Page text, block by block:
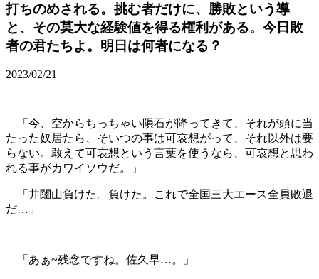
打ちのめされる。挑む者だけに、勝敗という導
と、その莫大な経験値を得る権利がある。今日敗
者の君たちよ。明日は何者になる？
2023/02/21
「今、空からちっちゃい隕石が降ってきて、それが頭に当
たった奴居たら、そいつの事は可哀想がって、それ以外は要
らない。敢えて可哀想という言葉を使うなら、可哀想と思わ
れる事がカワイソウだ。」
「井闥山負けた。負けた。これで全国三大エース全員敗退
だ…」
「あぁ~残念ですね。佐久早…。」